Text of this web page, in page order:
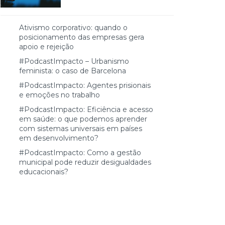
Ativismo corporativo: quando o
posicionamento das empresas gera
apoio e rejeição
#PodcastImpacto – Urbanismo
feminista: o caso de Barcelona
#PodcastImpacto: Agentes prisionais
e emoções no trabalho
#PodcastImpacto: Eficiência e acesso
em saúde: o que podemos aprender
com sistemas universais em países
em desenvolvimento?
#PodcastImpacto: Como a gestão
municipal pode reduzir desigualdades
educacionais?